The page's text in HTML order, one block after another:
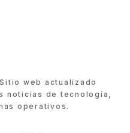
web actualizado
noticias de tecnología,
operativos.